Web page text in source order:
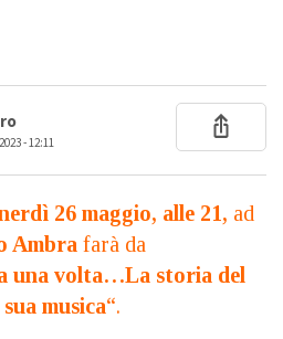
- 12:11
26 maggio, alle 21, ad
Ambra farà da
una volta…La storia del
musica“.